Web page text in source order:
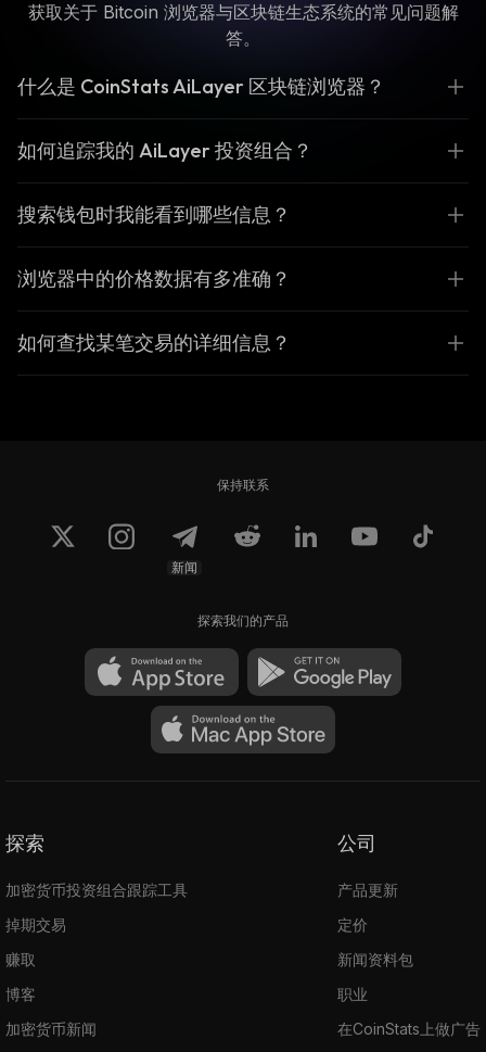
获取关于 Bitcoin 浏览器与区块链生态系统的常见问题解
答。
什么是 CoinStats AiLayer 区块链浏览器？
如何追踪我的 AiLayer 投资组合？
搜索钱包时我能看到哪些信息？
浏览器中的价格数据有多准确？
如何查找某笔交易的详细信息？
保持联系
新闻
探索我们的产品
探索
加密货币投资组合跟踪工具
掉期交易
赚取
博客
加密货币新闻
公司
产品更新
定价
新闻资料包
职业
在CoinStats上做广告